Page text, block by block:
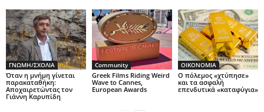
ΓΝΩΜΗ/ΣΧΟΛΙΑ
Όταν η μνήμη γίνεται
παρακαταθήκη:
Αποχαιρετώντας τον
Γιάννη Καρυπίδη
Community
Greek Films Riding Weird
Wave to Cannes,
European Awards
OIKONOMIA
Ο πόλεμος «χτύπησε»
και τα ασφαλή
επενδυτικά «καταφύγια»